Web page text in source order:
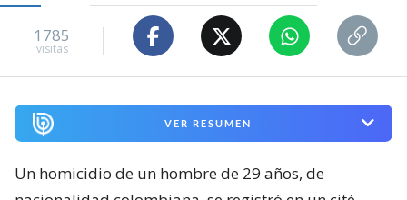
1785
visitas
VER RESUMEN
Un homicidio de un hombre de 29 años, de